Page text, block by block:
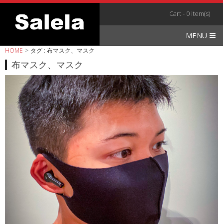
Skip
content
Cart - 0 item(s)
MENU
HOME > タグ : 布マスク、マスク
布マスク、マスク